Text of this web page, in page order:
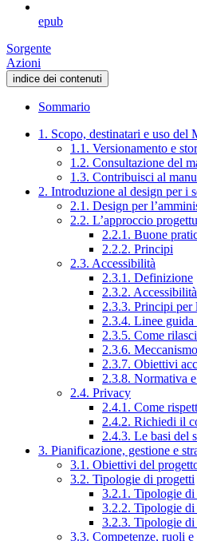
epub
Sorgente
Azioni
indice dei contenuti
Sommario
1. Scopo, destinatari e uso del
1.1. Versionamento e
1.2. Consultazione del
1.3. Contribuisci al
2. Introduzione al design per i
2.1. Design per
2.2. L’approccio
2.2.1. Buone
2.2.2. Principi
2.3. Accessibilità
2.3.1. Definizione
2.3.2.
2.3.3. Principi per
2.3.4. Linee guida
2.3.5. Come
2.3.6.
2.3.7. Obiettivi
2.3.8. Normativa
2.4. Privacy
2.4.1. Come
2.4.2. Richiedi il
2.4.3. Le basi del
3. Pianificazione, gestione e
3.1. Obiettivi del
3.2. Tipologie di progetti
3.2.1. Tipologie
3.2.2. Tipologie di
3.2.3. Tipologie di
3.3. Competenze, ruoli